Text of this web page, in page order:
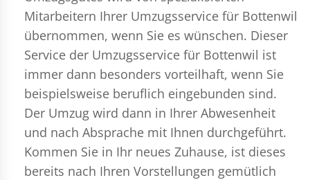
Mitarbeitern Ihrer Umzugsservice für Bottenwil
übernommen, wenn Sie es wünschen. Dieser
Service der Umzugsservice für Bottenwil ist
immer dann besonders vorteilhaft, wenn Sie
beispielsweise beruflich eingebunden sind.
Der Umzug wird dann in Ihrer Abwesenheit
und nach Absprache mit Ihnen durchgeführt.
Kommen Sie in Ihr neues Zuhause, ist dieses
bereits nach Ihren Vorstellungen gemütlich